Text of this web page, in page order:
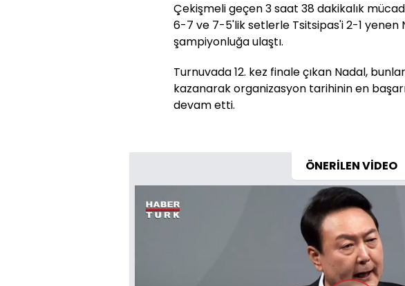
Çekişmeli geçen 3 saat 38 dakikalık
6-7 ve 7-5'lik setlerle Tsitsipas'i 2-1 yenen
şampiyonluğa ulaştı.
Turnuvada 12. kez finale çıkan Nadal,
kazanarak organizasyon tarihinin en
devam etti.
ÖNERİLEN VİDEO